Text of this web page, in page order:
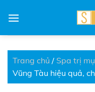
Trang chủ / Spa trị
Vũng Tàu hiệu quả,